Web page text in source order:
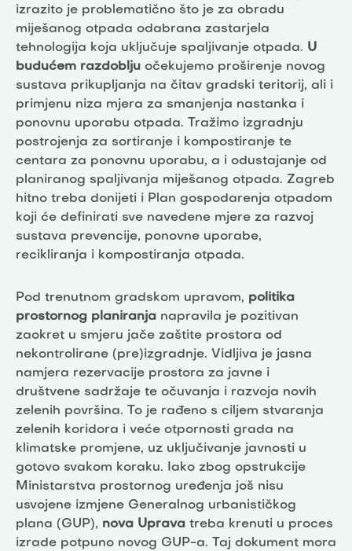
izrazito je problematično što je za obradu
miješanog otpada odabrana zastarjela
tehnologija koja uključuje spaljivanje otpada. U
budućem razdoblju očekujemo proširenje novog
sustava prikupljanja na čitav gradski teritorij, ali i
primjenu niza mjera za smanjenja nastanka i
ponovnu uporabu otpada. Tražimo izgradnju
postrojenja za sortiranje i kompostiranje te
centara za ponovnu uporabu, a i odustajanje od
planiranog spaljivanja miješanog otpada. Zagreb
hitno treba donijeti i Plan gospodarenja otpadom
koji će definirati sve navedene mjere za razvoj
sustava prevencije, ponovne uporabe,
recikliranja i kompostiranja otpada.
Pod trenutnom gradskom upravom, politika
prostornog planiranja napravila je pozitivan
zaokret u smjeru jače zaštite prostora od
nekontrolirane (pre)izgradnje. Vidljiva je jasna
namjera rezervacije prostora za javne i
društvene sadržaje te očuvanja i razvoja novih
zelenih površina. To je rađeno s ciljem stvaranja
zelenih koridora i veće otpornosti grada na
klimatske promjene, uz uključivanje javnosti u
gotovo svakom koraku. Iako zbog opstrukcije
Ministarstva prostornog uređenja još nisu
usvojene izmjene Generalnog urbanističkog
plana (GUP), nova Uprava treba krenuti u proces
izrade potpuno novog GUP-a. Taj dokument mora